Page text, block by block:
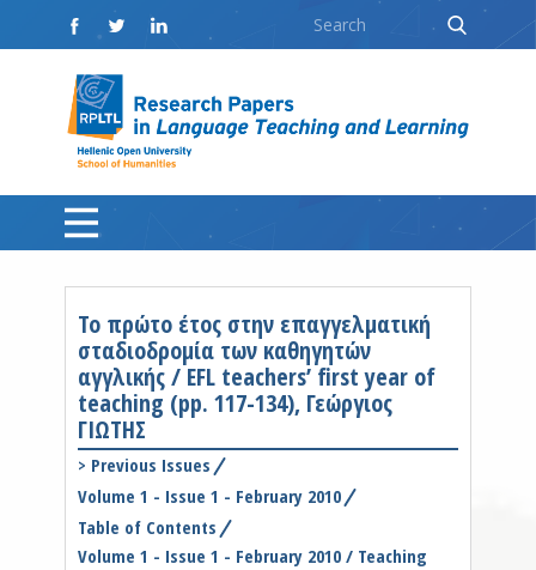
Το πρώτο έτος στην επαγγελματική
σταδιοδρομία των καθηγητών
αγγλικής / EFL teachers’ first year of
teaching (pp. 117-134), Γεώργιος
ΓΙΩΤΗΣ
> Previous Issues
Volume 1 - Issue 1 - February 2010
Table of Contents
Volume 1 - Issue 1 - February 2010 / Teaching